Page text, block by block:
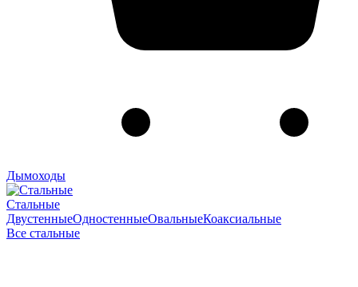
Дымоходы
Стальные
ДвустенныеОдностенныеОвальныеКоаксиальные
Все стальные